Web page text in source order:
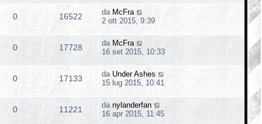
0 16522 da McFra
2 ott 2015, 9:39
0 17728 da McFra
16 set 2015, 10:33
0 17133 da Under Ashes
15 lug 2015, 10:41
0 11221 da nylanderfan
16 apr 2015, 11:45